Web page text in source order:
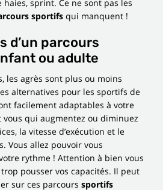
sprint. Ce ne sont pas les
sportifs qui manquent !
d’un parcours
ou adulte
les agrès sont plus ou moins
alternatives pour les sportifs de
facilement adaptables à votre
vous qui augmentez ou diminuez
la vitesse d’exécution et le
Vous allez pouvoir vous
rythme ! Attention à bien vous
pousser vos capacités. Il peut
sur ces parcours sportifs